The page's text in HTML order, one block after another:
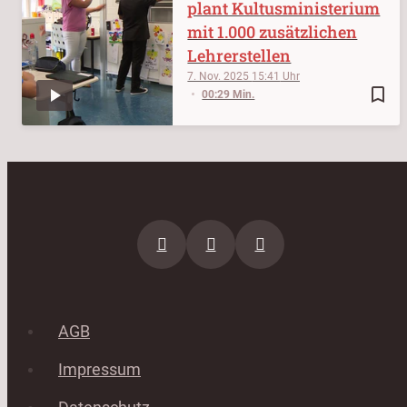
bookmark_border
7. Nov. 2025 15:41
00:29 Min.
plant Kultusministerium
mit 1.000 zusätzlichen
Lehrerstellen
AGB
Impressum